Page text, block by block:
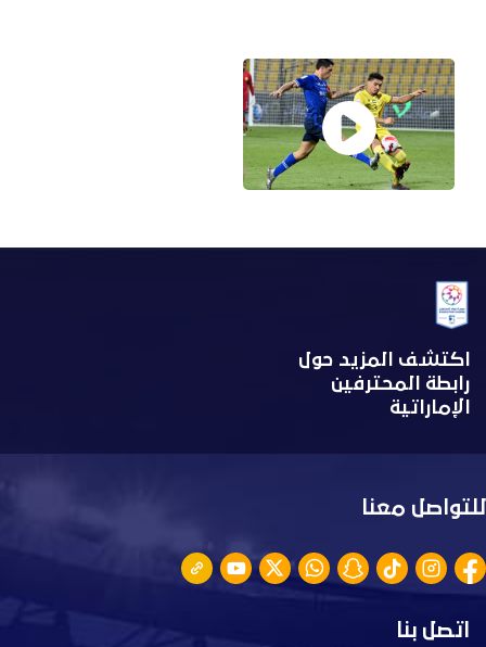
اكتشف المزيد حول
رابطة المحترفين
الإماراتية
للتواصل معنا
اتصل بنا